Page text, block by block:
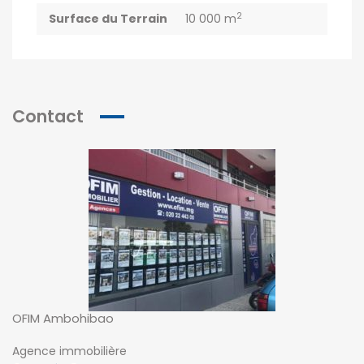
Surface du Terrain
10 000 m2
Contact
OFIM Ambohibao
Agence immobilière